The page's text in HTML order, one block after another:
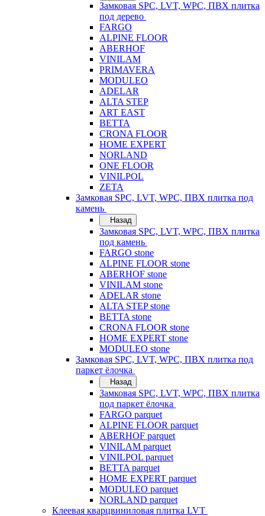
Замковая SPC, LVT, WPC, ПВХ плитка
под дерево
FARGO
ALPINE FLOOR
ABERHOF
VINILAM
PRIMAVERA
MODULEO
ADELAR
ALTA STEP
ART EAST
BETTA
CRONA FLOOR
HOME EXPERT
NORLAND
ONE FLOOR
VINILPOL
ZETA
Замковая SPC, LVT, WPC, ПВХ плитка под
камень
Назад
Замковая SPC, LVT, WPC, ПВХ плитка
под камень
FARGO stone
ALPINE FLOOR stone
ABERHOF stone
VINILAM stone
ADELAR stone
ALTA STEP stone
BETTA stone
CRONA FLOOR stone
HOME EXPERT stone
MODULEO stone
Замковая SPC, LVT, WPC, ПВХ плитка под
паркет ёлочка
Назад
Замковая SPC, LVT, WPC, ПВХ плитка
под паркет ёлочка
FARGO parquet
ALPINE FLOOR parquet
ABERHOF parquet
VINILAM parquet
VINILPOL parquet
BETTA parquet
HOME EXPERT parquet
MODULEO parquet
NORLAND parquet
Клеевая кварцвиниловая плитка LVT